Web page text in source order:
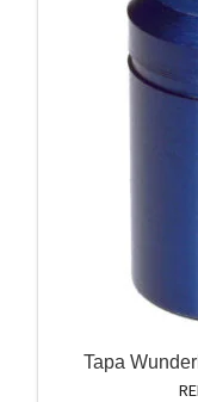
Tapa